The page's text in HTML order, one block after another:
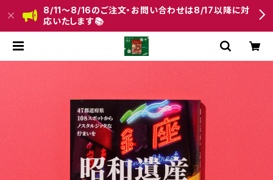
8/11〜8/16のご注文・お問い合わせは8/17以降に対
応いたします📚